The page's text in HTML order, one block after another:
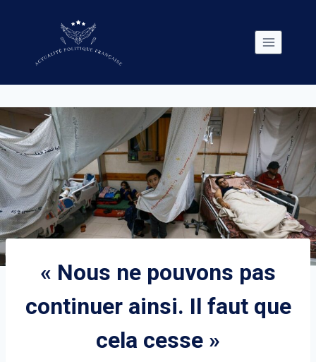
« Nous ne pouvons pas
continuer ainsi. Il faut que
cela cesse »